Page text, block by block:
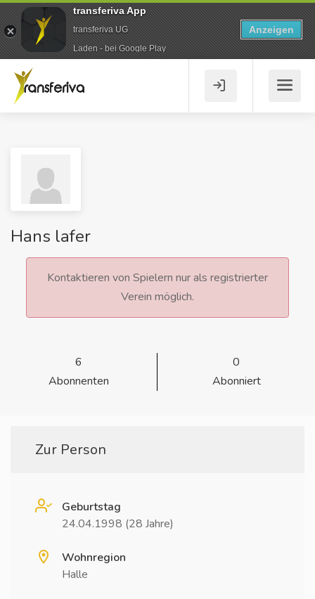
Hans lafer
Kontaktieren von Spielern nur als registrierter
Verein möglich.
6
Abonnenten
0
Abonniert
Zur Person
Geburtstag
24.04.1998 (28 Jahre)
Wohnregion
Halle
transferiva App
transferiva UG
Laden - bei Google Play
Anzeigen